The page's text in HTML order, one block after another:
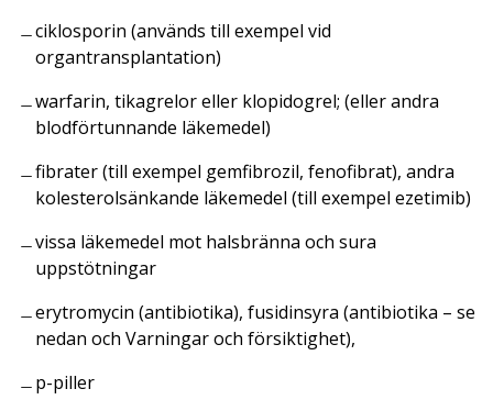
ciklosporin (används till exempel vid
organtransplantation)
warfarin, tikagrelor eller klopidogrel; (eller andra
blodförtunnande läkemedel)
fibrater (till exempel gemfibrozil, fenofibrat), andra
kolesterolsänkande läkemedel (till exempel ezetimib)
vissa läkemedel mot halsbränna och sura
uppstötningar
erytromycin (antibiotika), fusidinsyra (antibiotika – se
nedan och Varningar och försiktighet),
p-piller